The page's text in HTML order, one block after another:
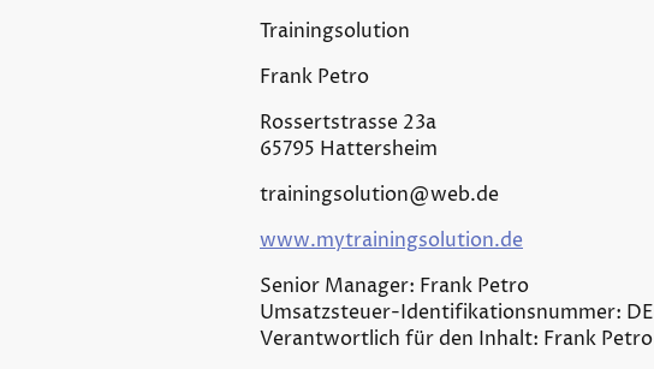
Trainingsolution
Frank Petro
Rossertstrasse 23a
65795 Hattersheim
trainingsolution@web.de
www.mytrainingsolution.de
Senior Manager: Frank Petro
Umsatzsteuer-Identifikationsnummer: DE
Verantwortlich für den Inhalt: Frank Petro